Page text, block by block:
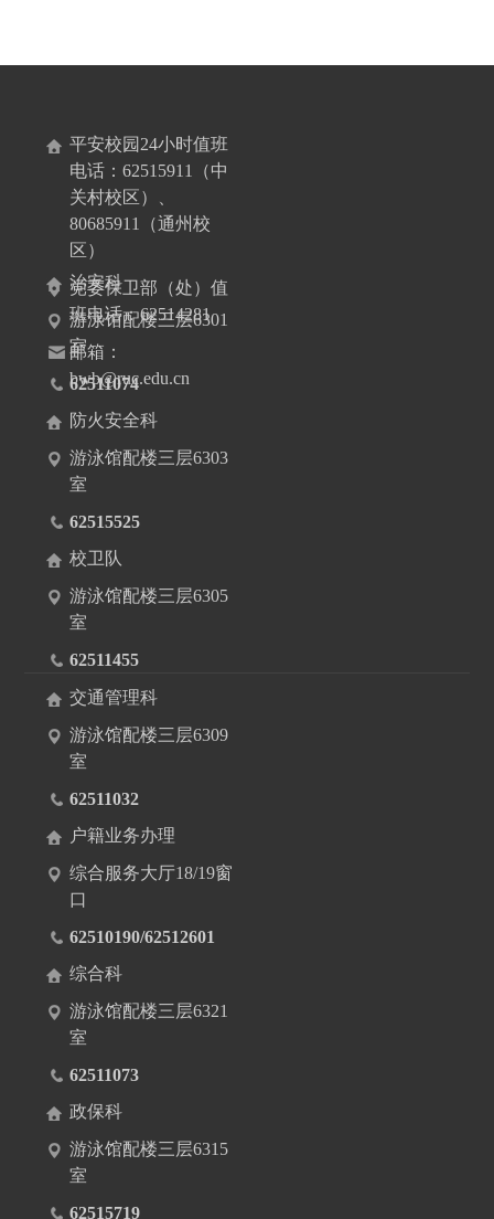
平安校园24小时值班
电话：62515911（中
关村校区）、
80685911（通州校
区）
党委保卫部（处）值
班电话：62514281
邮箱：
bwb@ruc.edu.cn
治安科
游泳馆配楼三层6301
室
62511074
防火安全科
游泳馆配楼三层6303
室
62515525
校卫队
游泳馆配楼三层6305
室
62511455
交通管理科
游泳馆配楼三层6309
室
62511032
户籍业务办理
综合服务大厅18/19窗
口
62510190/62512601
综合科
游泳馆配楼三层6321
室
62511073
政保科
游泳馆配楼三层6315
室
62515719